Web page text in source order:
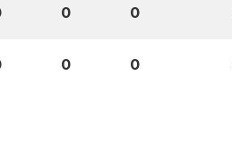
0 0
0 0